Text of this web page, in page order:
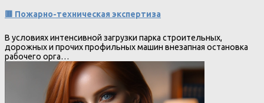
🟥 Пожарно-техническая экспертиза
В условиях интенсивной загрузки парка строительных,
дорожных и прочих профильных машин внезапная остановка
рабочего орга…